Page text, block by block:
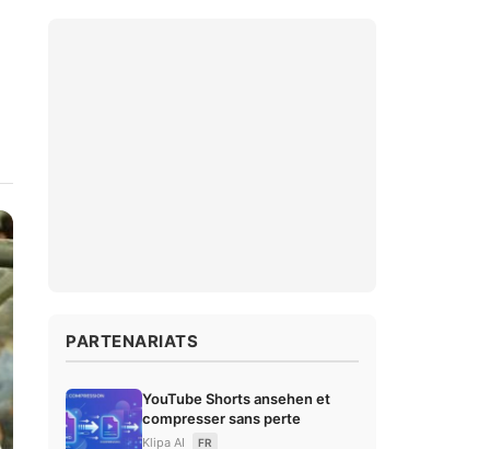
PARTENARIATS
YouTube Shorts ansehen et
compresser sans perte
Klipa AI FR